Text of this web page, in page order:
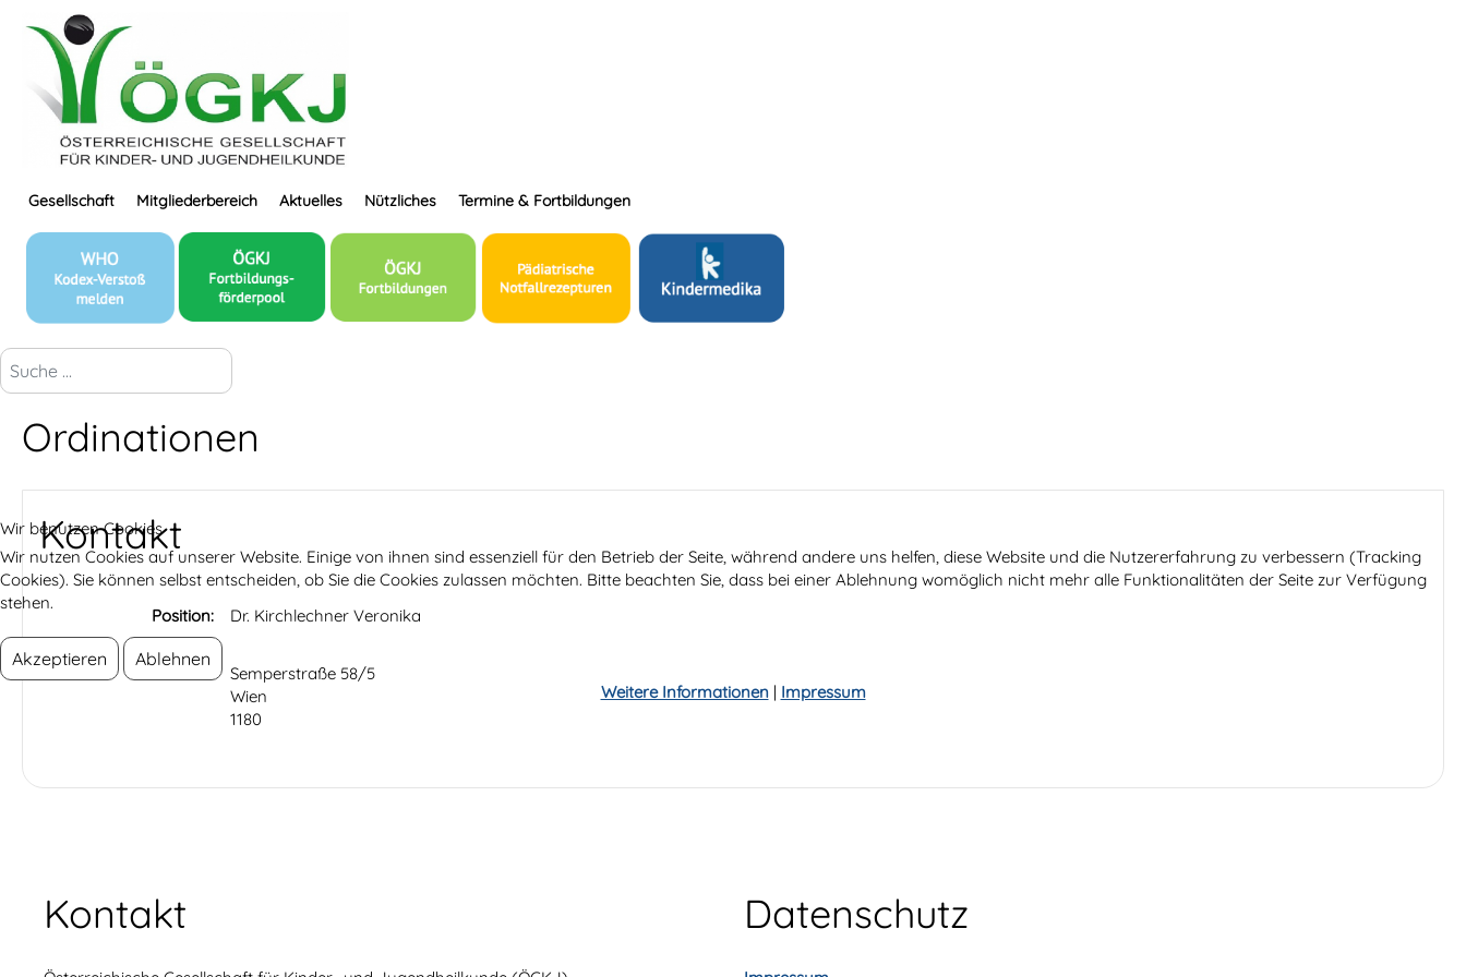
Gesellschaft Mitgliederbereich Aktuelles Nützliches Termine & Fortbildungen
suchen...
Ordinationen
Kontakt
Position: Dr. Kirchlechner Veronika
Adresse:
Semperstraße 58/5
Wien
1180
Kontakt Datenschutz
Wir benutzen Cookies
Wir nutzen Cookies auf unserer Website. Einige von ihnen sind essenziell für den Betrieb der Seite, während andere uns helfen, diese Website und die Nutzererfahrung zu verbessern (Tracking
Cookies). Sie können selbst entscheiden, ob Sie die Cookies zulassen möchten. Bitte beachten Sie, dass bei einer Ablehnung womöglich nicht mehr alle Funktionalitäten der Seite zur Verfügung
stehen.
Akzeptieren Ablehnen
Weitere Informationen| Impressum